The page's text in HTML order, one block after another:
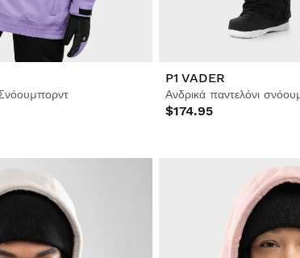
P1 VADER
Ανδρικά παντελόνι
$174.95